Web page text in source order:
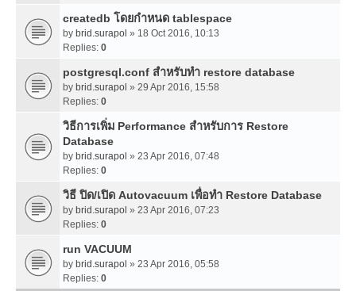
createdb โดยกำหนด tablespace
by brid.surapol » 18 Oct 2016, 10:13
Replies: 0
postgresql.conf สำหรับทำ restore database
by brid.surapol » 29 Apr 2016, 15:58
Replies: 0
วิธีการเพิ่ม Performance สำหรับการ Restore
Database
by brid.surapol » 23 Apr 2016, 07:48
Replies: 0
วิธี ปิด/เปิด Autovacuum เพื่อทำ Restore Database
by brid.surapol » 23 Apr 2016, 07:23
Replies: 0
run VACUUM
by brid.surapol » 23 Apr 2016, 05:58
Replies: 0